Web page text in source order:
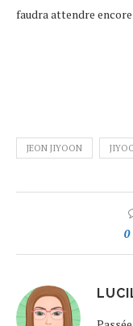
faudra attendre encore
JEON JIYOON
0